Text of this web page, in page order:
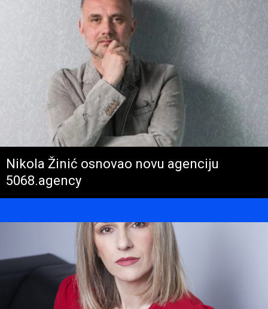
Nikola Žinić osnovao novu agenciju
5068.agency